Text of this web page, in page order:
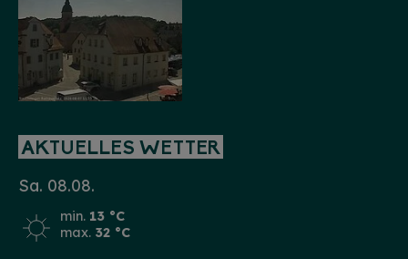
AKTUELLES WETTER
Sa. 08.08.
min. 13 °C
max. 32 °C